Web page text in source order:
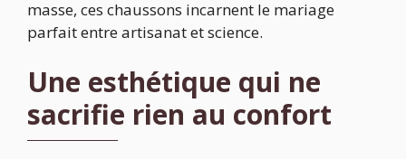
masse, ces chaussons incarnent le mariage
parfait entre artisanat et science.
Une esthétique qui ne
sacrifie rien au confort